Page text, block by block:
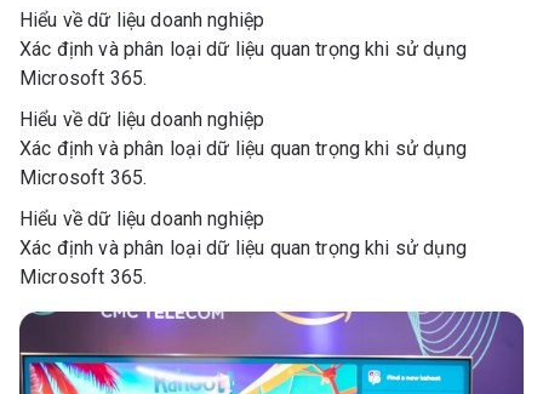
Hiểu về dữ liệu doanh nghiệp
Xác định và phân loại dữ liệu quan trọng khi sử dụng
Microsoft 365.
Hiểu về dữ liệu doanh nghiệp
Xác định và phân loại dữ liệu quan trọng khi sử dụng
Microsoft 365.
Hiểu về dữ liệu doanh nghiệp
Xác định và phân loại dữ liệu quan trọng khi sử dụng
Microsoft 365.